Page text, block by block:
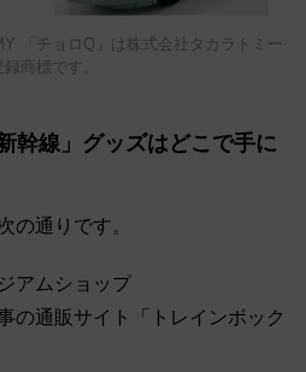
「チョロQ」は株式会社タカラトミー
録商標です。
幹線」グッズはどこで手に
の通りです。
アムショップ
の通販サイト「トレインボック